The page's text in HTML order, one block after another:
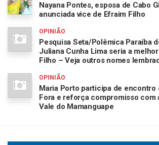
Nayana Pontes, esposa de Cabo
anunciada vice de Efraim Filho
OPINIÃO
Pesquisa Seta/Polêmica Paraíba
Juliana Cunha Lima seria a
Filho – Veja outros nomes
OPINIÃO
Maria Porto participa de encontro
Fora e reforça compromisso com
Vale do Mamanguape